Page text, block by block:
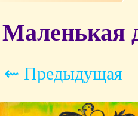
Маленькая
⇜ Предыдущая